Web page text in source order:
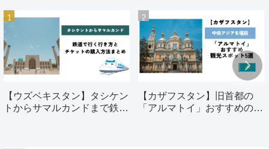
【ウズベキスタン】タシケン
トからサマルカンドまで鉄道
【カザフスタン】旧首都の
「アルマトイ」おすすめの観